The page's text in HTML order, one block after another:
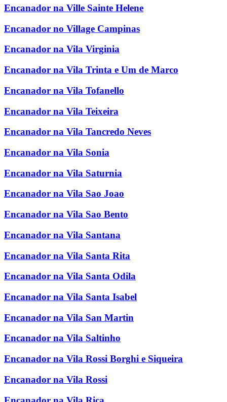
Encanador na Ville Sainte Helene
Encanador no Village Campinas
Encanador na Vila Virginia
Encanador na Vila Trinta e Um de Marco
Encanador na Vila Tofanello
Encanador na Vila Teixeira
Encanador na Vila Tancredo Neves
Encanador na Vila Sonia
Encanador na Vila Saturnia
Encanador na Vila Sao Joao
Encanador na Vila Sao Bento
Encanador na Vila Santana
Encanador na Vila Santa Rita
Encanador na Vila Santa Odila
Encanador na Vila Santa Isabel
Encanador na Vila San Martin
Encanador na Vila Saltinho
Encanador na Vila Rossi Borghi e Siqueira
Encanador na Vila Rossi